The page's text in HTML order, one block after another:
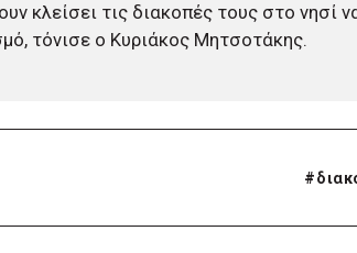
κλείσει τις διακοπές τους στο νησί
τόνισε ο Κυριάκος Μητσοτάκης.
#